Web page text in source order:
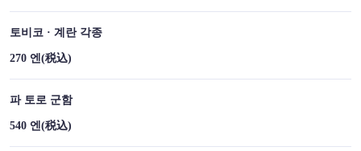
토비코 · 계란 각종
270 엔(税込)
파 토로 군함
540 엔(税込)